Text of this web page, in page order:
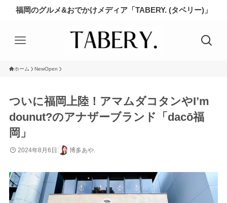
福岡のグルメ&おでかけメディア「TABERY. (タベリー)」
ホーム NewOpen
ついに福岡上陸！アマムダコタンやI’m
dounut?のアナザーブランド「dacō福
岡」
2024年8月6日 博多あや.